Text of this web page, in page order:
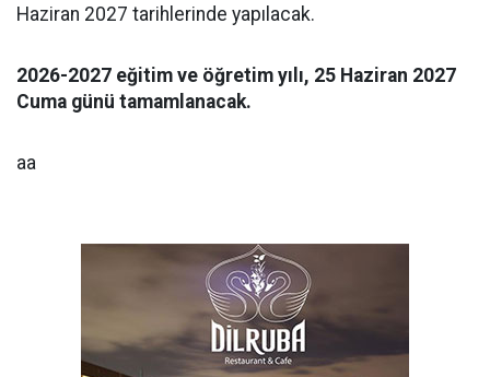
Haziran 2027 tarihlerinde yapılacak.
2026-2027 eğitim ve öğretim yılı, 25 Haziran 2027
Cuma günü tamamlanacak.
aa